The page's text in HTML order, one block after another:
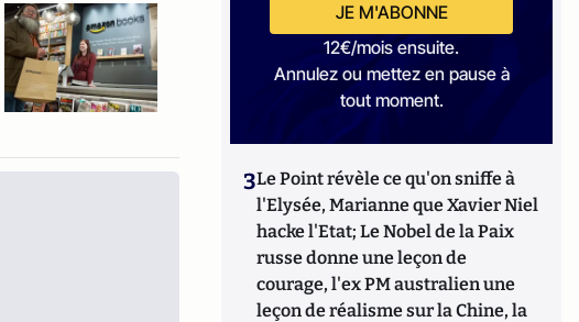
JE M'ABONNE
12€/mois ensuite.
Annulez ou mettez en pause à
tout moment.
3Le Point révèle ce qu'on sniffe à
l'Elysée, Marianne que Xavier Niel
hacke l'Etat; Le Nobel de la Paix
russe donne une leçon de
courage, l'ex PM australien une
leçon de réalisme sur la Chine, la